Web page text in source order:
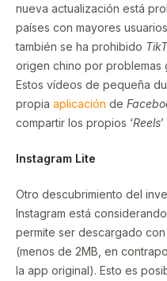
nueva actualización está
países con mayores
también se ha prohibido
origen chino por problemas
Estos vídeos de pequeña
propia aplicación de
compartir los propios ‘Reels
Instagram Lite
Otro descubrimiento del
Instagram está
permite ser descargado
(menos de 2MB, en
la app original). Esto es